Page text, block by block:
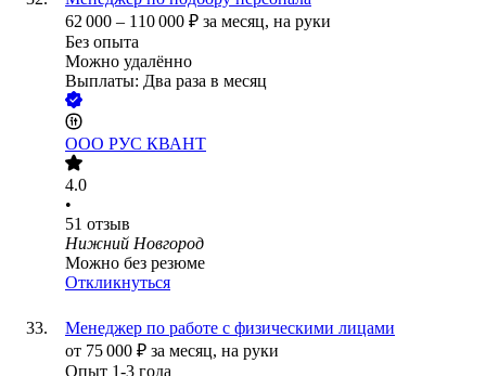
62 000 – 110 000 ₽ за месяц, на руки
Без опыта
Можно удалённо
Выплаты: Два раза в месяц
ООО РУС КВАНТ
4.0
•
51 отзыв
Нижний Новгород
Можно без резюме
Откликнуться
Менеджер по работе с физическими лицами
от 75 000 ₽ за месяц, на руки
Опыт 1-3 года